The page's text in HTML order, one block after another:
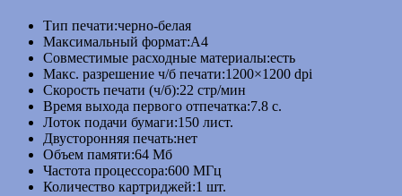
Тип печати:черно-белая
Максимальный формат:A4
Совместимые расходные материалы:есть
Макc. разрешение ч/б печати:1200×1200 dpi
Скорость печати (ч/б):22 стр/мин
Время выхода первого отпечатка:7.8 с.
Лоток подачи бумаги:150 лист.
Двусторонняя печать:нет
Объем памяти:64 Мб
Частота процессора:600 МГц
Количество картриджей:1 шт.